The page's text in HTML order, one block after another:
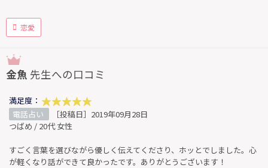
恋愛
金魚 先生への口コミ
満足度：
電話占い
［投稿日］2019年09月28日
つばめ / 20代 女性
すごく言葉を選びながら優しく伝えてくださり、ホッとでしました。心
が軽くなり話ができて良かったです。ありがとうございます！